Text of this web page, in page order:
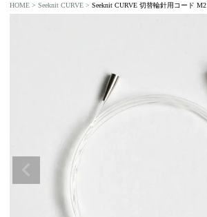
HOME Seeknit CURVE Seeknit CURVE 切替輪針用コード M2